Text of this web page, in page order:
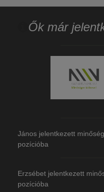
Gyári
Ők már
János jelentkezett
pozícióba
Erzsébet jelentkezett
pozícióba